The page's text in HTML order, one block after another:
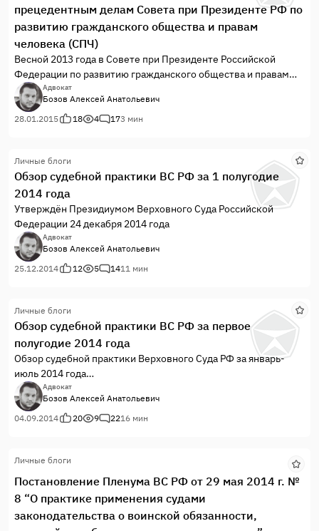
приоритетных направлений совершенствования
существующих механизмов урегулирования споров и
защиты нарушенных прав граждан является развитие
примирительных процедур, в том числе посредничества
(медиации).
прецедентным делам Совета при Президенте РФ по
развитию гражданского общества и правам
человека (СПЧ)
Весной 2013 года в Совете при Президенте Российской
Федерации по развитию гражданского общества и правам
человека было принято решение о создании Вестника
Совета под названием «Прецеденты и позиции».
Адвокат
Бозов Алексей Анатольевич
28.01.2015
18 4 173 мин
Личные блоги
Обзор судебной практики ВС РФ за 1 полугодие
2014 года
Утверждён Президиумом Верховного Суда Российской
Федерации 24 декабря 2014 года
Адвокат
Бозов Алексей Анатольевич
25.12.2014
12 5 1411 мин
Личные блоги
Обзор судебной практики ВС РФ за первое
полугодие 2014 года
Обзор судебной практики Верховного Суда РФ за январь-
июль 2014 года
(утв. Президиумом Верховного Суда РФ 1 сентября 2014 г.)
Адвокат
Бозов Алексей Анатольевич
04.09.2014
20 9 2216 мин
Личные блоги
Постановление Пленума ВС РФ от 29 мая 2014 г. №
8 “О практике применения судами
законодательства о воинской обязанности,